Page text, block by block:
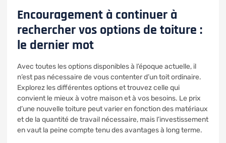
Encouragement à continuer à
rechercher vos options de toiture :
le dernier mot
Avec toutes les options disponibles à l’époque actuelle, il
n’est pas nécessaire de vous contenter d’un toit ordinaire.
Explorez les différentes options et trouvez celle qui
convient le mieux à votre maison et à vos besoins. Le prix
d’une nouvelle toiture peut varier en fonction des matériaux
et de la quantité de travail nécessaire, mais l’investissement
en vaut la peine compte tenu des avantages à long terme.